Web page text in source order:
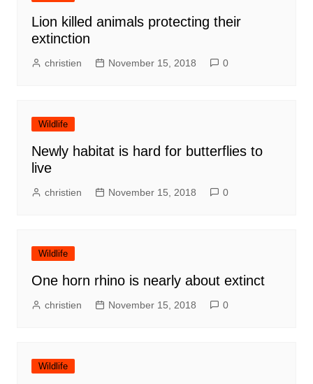
Lion killed animals protecting their
extinction
christien November 15, 2018 0
Wildlife
Newly habitat is hard for butterflies to
live
christien November 15, 2018 0
Wildlife
One horn rhino is nearly about extinct
christien November 15, 2018 0
Wildlife